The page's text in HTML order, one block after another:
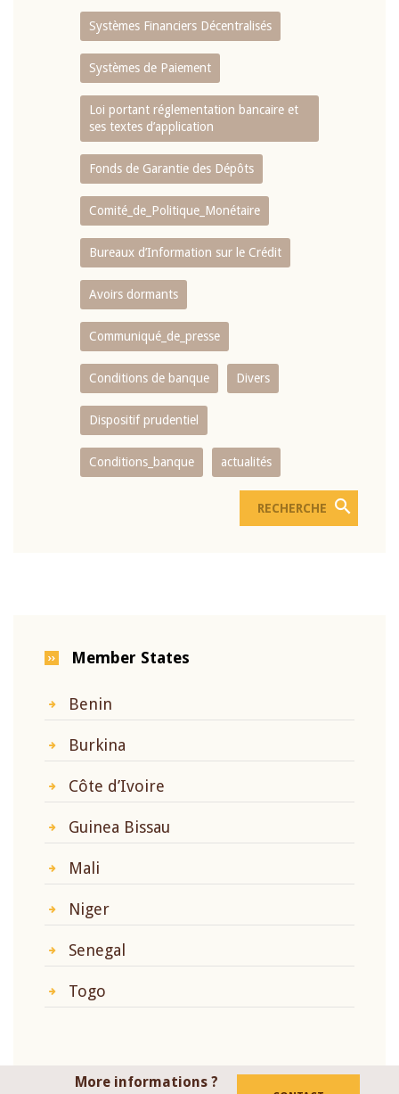
Systèmes Financiers Décentralisés
Systèmes de Paiement
Loi portant réglementation bancaire et
ses textes d’application
Fonds de Garantie des Dépôts
Comité_de_Politique_Monétaire
Bureaux d’Information sur le Crédit
Avoirs dormants
Communiqué_de_presse
Conditions de banque Divers
Dispositif prudentiel
Conditions_banque actualités
Member States
Benin
Burkina
Côte d’Ivoire
Guinea Bissau
Mali
Niger
Senegal
Togo
More informations ?